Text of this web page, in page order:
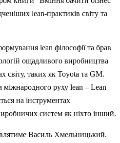
lean-практиків світу та
lean філософії та брав
ощадливого виробництва
світу, таких як Toyota та GM.
міжнародного руху lean – Lean
на інструментах
систем як ніхто інший.
Василь Хмельницький.